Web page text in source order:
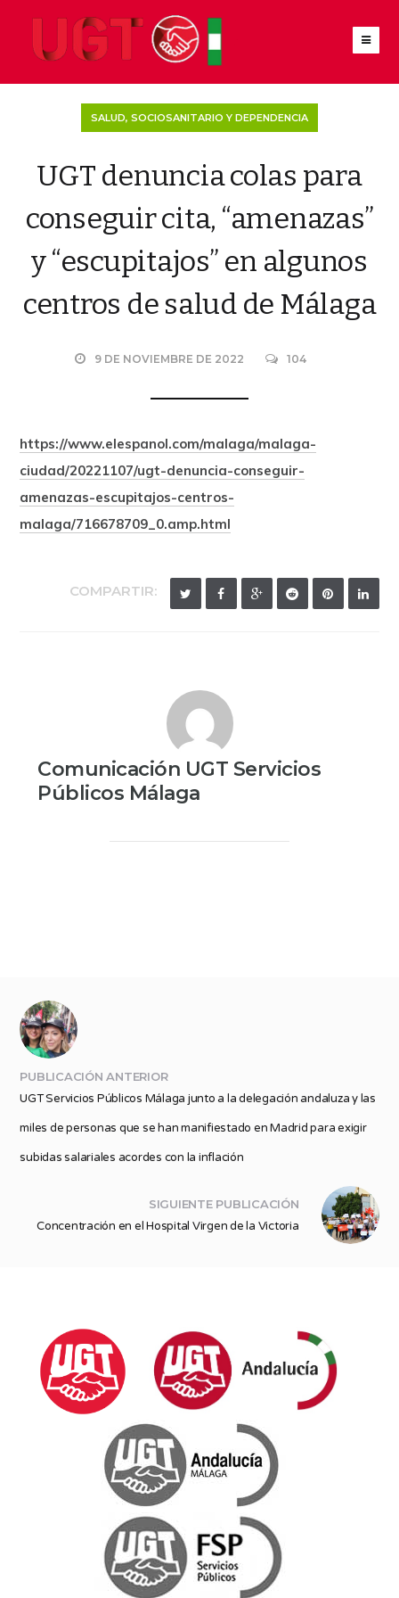
SALUD, SOCIOSANITARIO Y DEPENDENCIA
UGT denuncia colas para
conseguir cita, “amenazas”
y “escupitajos” en algunos
centros de salud de Málaga
9 DE NOVIEMBRE DE 2022 104
https://www.elespanol.com/malaga/malaga-
ciudad/20221107/ugt-denuncia-conseguir-
amenazas-escupitajos-centros-
malaga/716678709_0.amp.html
COMPARTIR:
Comunicación UGT Servicios
Públicos Málaga
PUBLICACIÓN ANTERIOR
UGT Servicios Públicos Málaga junto a la delegación andaluza y las
miles de personas que se han manifiestado en Madrid para exigir
subidas salariales acordes con la inflación
SIGUIENTE PUBLICACIÓN
Concentración en el Hospital Virgen de la Victoria